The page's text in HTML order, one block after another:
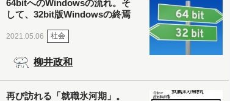
64bitへのWindowsの流れ。そ
して、32bit版Windowsの終焉
2021.05.06 社会
柳井政和
再び訪れる「就職氷河期」。